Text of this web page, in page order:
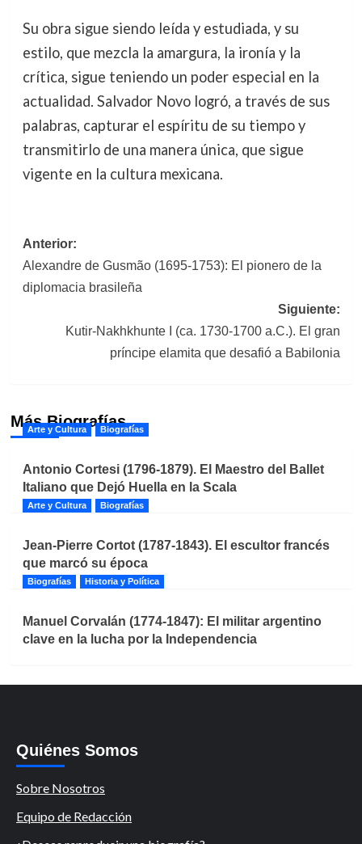
Su obra sigue siendo leída y estudiada, y su
estilo, que mezcla la amargura, la ironía y la
crítica, sigue teniendo un poder especial en la
actualidad. Salvador Novo logró, a través de sus
palabras, capturar el espíritu de su tiempo y
transmitirlo de una manera única, que sigue
vigente en la cultura mexicana.
Navegación
de
entradas
Anterior:
Alexandre de Gusmão (1695-1753): El pionero de la
diplomacia brasileña
Siguiente:
Kutir-Nakhkhunte I (ca. 1730-1700 a.C.). El gran
príncipe elamita que desafió a Babilonia
Más Biografías
Arte y Cultura Biografías
Antonio Cortesi (1796-1879). El Maestro del Ballet
Italiano que Dejó Huella en la Scala
Arte y Cultura Biografías
Jean-Pierre Cortot (1787-1843). El escultor francés
que marcó su época
Biografías Historia y Política
Manuel Corvalán (1774-1847): El militar argentino
clave en la lucha por la Independencia
Quiénes Somos
Sobre Nosotros
Equipo de Redacción